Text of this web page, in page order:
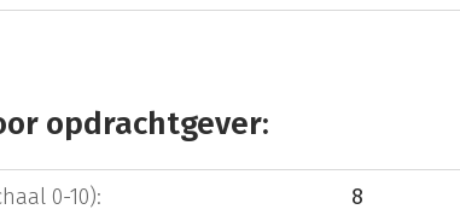
opdrachtgever:
0-10): 8